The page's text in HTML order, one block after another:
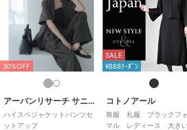
30%OFF
アーバンリサーチ サニーレーベル
ハイスペジャケットパンツセ
ットアップ
SALE
¥888ｸｰﾎﾟﾝ
コトノアール
喪服 礼服 ブラックフ
マル レディース 大き